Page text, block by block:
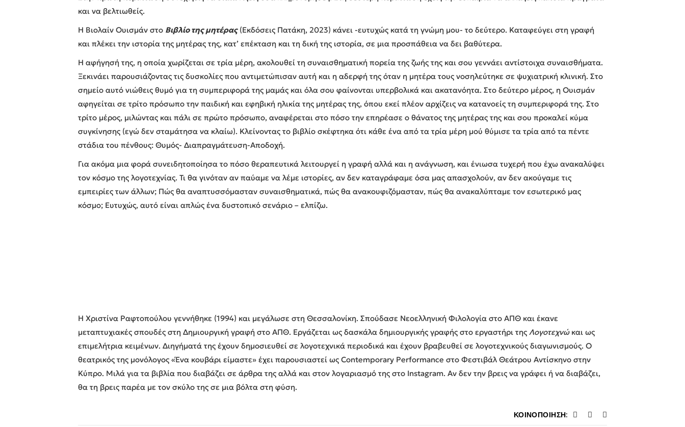
και να βελτιωθείς.
Η Βιολαίν Ουισμάν στο Βιβλίο της μητέρας(Εκδόσεις Πατάκη, 2023) κάνει -ευτυχώς κατά τη γνώμη μου- το δεύτερο. Καταφεύγει στη γραφή
και πλέκει την ιστορία της μητέρας της, κατ’ επέκταση και τη δική της ιστορία, σε μια προσπάθεια να δει βαθύτερα.
Η αφήγησή της, η οποία χωρίζεται σε τρία μέρη, ακολουθεί τη συναισθηματική πορεία της ζωής της και σου γεννάει αντίστοιχα συναισθήματα.
Ξεκινάει παρουσιάζοντας τις δυσκολίες που αντιμετώπισαν αυτή και η αδερφή της όταν η μητέρα τους νοσηλεύτηκε σε ψυχιατρική κλινική. Στο
σημείο αυτό νιώθεις θυμό για τη συμπεριφορά της μαμάς και όλα σου φαίνονται υπερβολικά και ακατανόητα. Στο δεύτερο μέρος, η Ουισμάν
αφηγείται σε τρίτο πρόσωπο την παιδική και εφηβική ηλικία της μητέρας της, όπου εκεί πλέον αρχίζεις να κατανοείς τη συμπεριφορά της. Στο
τρίτο μέρος, μιλώντας και πάλι σε πρώτο πρόσωπο, αναφέρεται στο πόσο την επηρέασε ο θάνατος της μητέρας της και σου προκαλεί κύμα
συγκίνησης (εγώ δεν σταμάτησα να κλαίω). Κλείνοντας το βιβλίο σκέφτηκα ότι κάθε ένα από τα τρία μέρη μού θύμισε τα τρία από τα πέντε
στάδια του πένθους: Θυμός- Διαπραγμάτευση-Αποδοχή.
Για ακόμα μια φορά συνειδητοποίησα το πόσο θεραπευτικά λειτουργεί η γραφή αλλά και η ανάγνωση, και ένιωσα τυχερή που έχω ανακαλύψει
τον κόσμο της λογοτεχνίας. Τι θα γινόταν αν παύαμε να λέμε ιστορίες, αν δεν καταγράφαμε όσα μας απασχολούν, αν δεν ακούγαμε τις
εμπειρίες των άλλων; Πώς θα αναπτυσσόμασταν συναισθηματικά, πώς θα ανακουφιζόμασταν, πώς θα ανακαλύπταμε τον εσωτερικό μας
κόσμο; Ευτυχώς, αυτό είναι απλώς ένα δυστοπικό σενάριο – ελπίζω.
Η Χριστίνα Ραφτοπούλου γεννήθηκε (1994) και μεγάλωσε στη Θεσσαλονίκη. Σπούδασε Νεοελληνική Φιλολογία στο ΑΠΘ και έκανε
μεταπτυχιακές σπουδές στη Δημιουργική γραφή στο ΑΠΘ. Εργάζεται ως δασκάλα δημιουργικής γραφής στο εργαστήρι τηςΛογοτεχνώκαι ως
επιμελήτρια κειμένων. Διηγήματά της έχουν δημοσιευθεί σε λογοτεχνικά περιοδικά και έχουν βραβευθεί σε λογοτεχνικούς διαγωνισμούς. Ο
θεατρικός της μονόλογος «Ένα κουβάρι είμαστε» έχει παρουσιαστεί ως Contemporary Performance στο Φεστιβάλ Θεάτρου Αντίσκηνο στην
Κύπρο. Μιλά για τα βιβλία που διαβάζει σε άρθρα της αλλά και στον λογαριασμό της στο Instagram. Αν δεν την βρεις να γράφει ή να διαβάζει,
θα τη βρεις παρέα με τον σκύλο της σε μια βόλτα στη φύση.
ΚΟΙΝΟΠΟΊΗΣΗ: